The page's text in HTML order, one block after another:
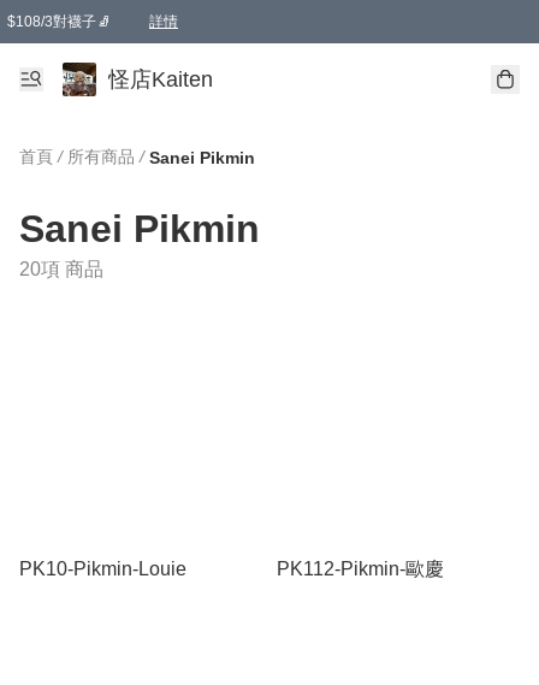
$108/3對襪子🧦 詳情
卡通傘☂️2把8折
購物滿 HKD 650.00即享免運費優惠！（適用於 本地送貨、本地取貨 )
怪店Kaiten
首頁 / 所有商品 / Sanei Pikmin
Sanei Pikmin
20項 商品
PK10-Pikmin-Louie PK112-Pikmin-歐慶